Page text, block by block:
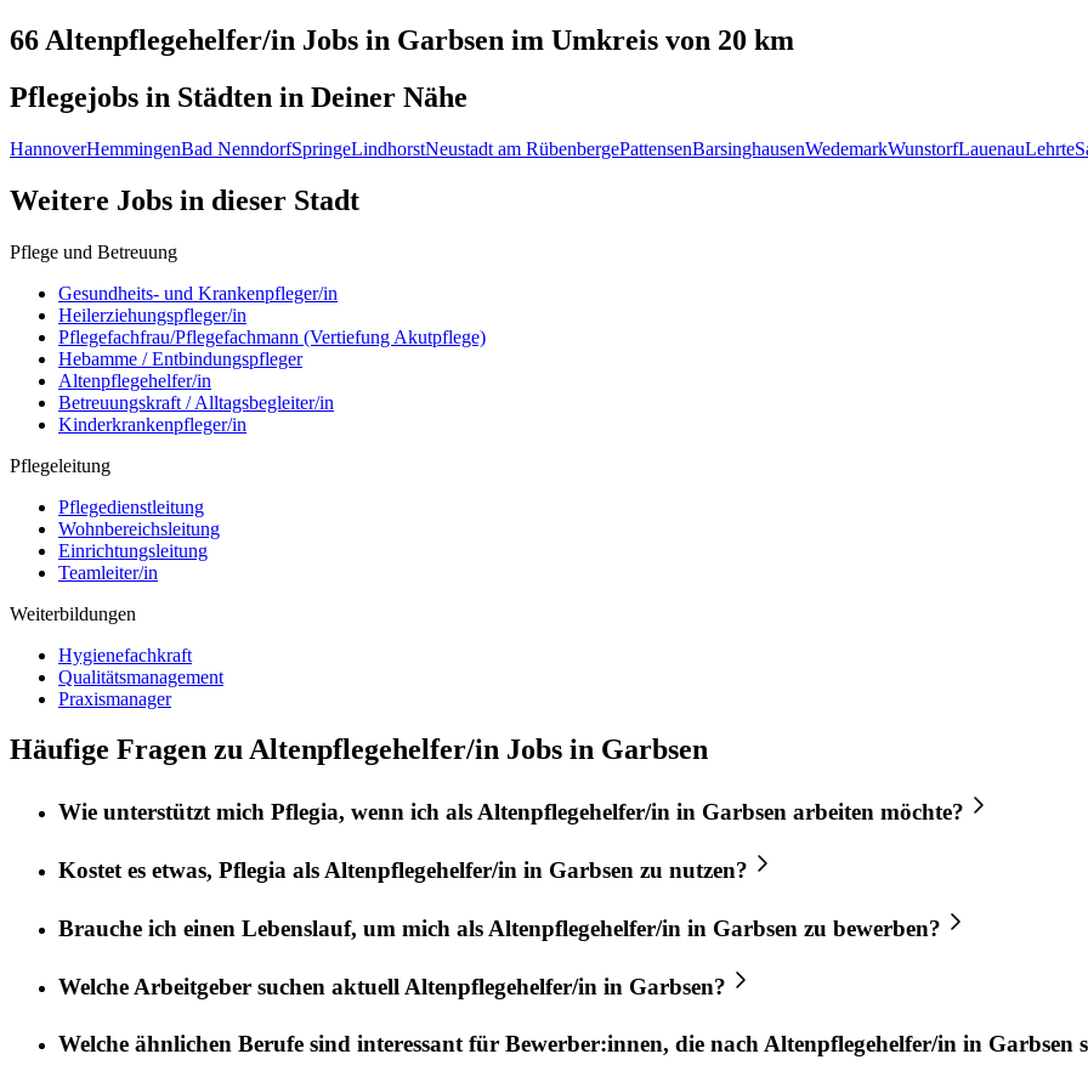
66 Altenpflegehelfer/in Jobs in Garbsen im Umkreis von 20 km
Pflegejobs in Städten in Deiner Nähe
HannoverHemmingenBad NenndorfSpringeLindhorstNeustadt am RübenbergePattensenBarsinghausenWedemarkWunstorfLauenauLehrte
Weitere Jobs in dieser Stadt
Pflege und Betreuung
Gesundheits- und Krankenpfleger/in
Heilerziehungspfleger/in
Pflegefachfrau/Pflegefachmann (Vertiefung Akutpflege)
Hebamme / Entbindungspfleger
Altenpflegehelfer/in
Betreuungskraft / Alltagsbegleiter/in
Kinderkrankenpfleger/in
Pflegeleitung
Pflegedienstleitung
Wohnbereichsleitung
Einrichtungsleitung
Teamleiter/in
Weiterbildungen
Hygienefachkraft
Qualitätsmanagement
Praxismanager
Häufige Fragen zu Altenpflegehelfer/in Jobs in Garbsen
Wie unterstützt mich Pflegia, wenn ich alsAltenpflegehelfer/in in Garbsen arbeiten möchte?
Kostet es etwas, Pflegia als Altenpflegehelfer/in in Garbsen zu nutzen?
Brauche ich einen Lebenslauf, um mich als Altenpflegehelfer/in in Garbsen zu bewerben?
Welche Arbeitgeber suchen aktuell Altenpflegehelfer/in in Garbsen?
Welche ähnlichen Berufe sind interessant für Bewerber:innen, die nachAltenpflegehelfer/in in Garbsen